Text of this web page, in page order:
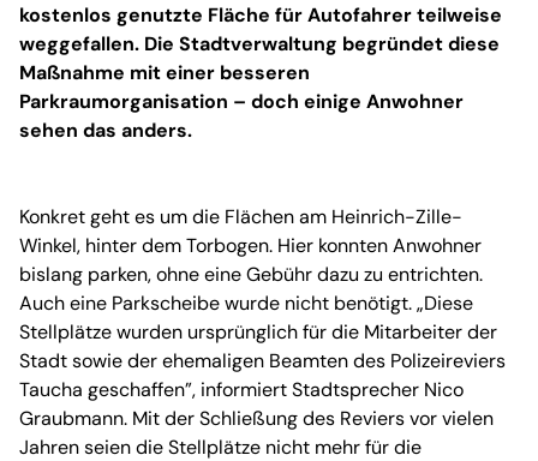
kostenlos genutzte Fläche für Autofahrer teilweise
weggefallen. Die Stadtverwaltung begründet diese
Maßnahme mit einer besseren
Parkraumorganisation – doch einige Anwohner
sehen das anders.
Konkret geht es um die Flächen am Heinrich-Zille-
Winkel, hinter dem Torbogen. Hier konnten Anwohner
bislang parken, ohne eine Gebühr dazu zu entrichten.
Auch eine Parkscheibe wurde nicht benötigt. „Diese
Stellplätze wurden ursprünglich für die Mitarbeiter der
Stadt sowie der ehemaligen Beamten des Polizeireviers
Taucha geschaffen”, informiert Stadtsprecher Nico
Graubmann. Mit der Schließung des Reviers vor vielen
Jahren seien die Stellplätze nicht mehr für die